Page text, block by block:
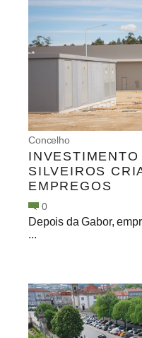
Concelho
SILVEIROS
EMPREGOS
0
Depois da Gabor,
...